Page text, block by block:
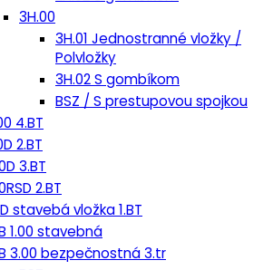
3H.00
3H.01 Jednostranné vložky /
Polvložky
3H.02 S gombíkom
BSZ / S prestupovou spojkou
4.BT
2.BT
3.BT
2.BT
stavebá vložka 1.BT
1.00 stavebná
3.00 bezpečnostná 3.tr